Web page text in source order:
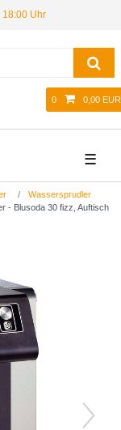
18:00 Uhr
0 0,00 EUR
☰
Wassersprudler
- Blusoda 30 fizz, Auftisch